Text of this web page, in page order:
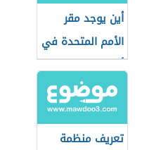
أين يوجد مقر
الأمم المتحدة في
أمريكا
تعريف منظمة